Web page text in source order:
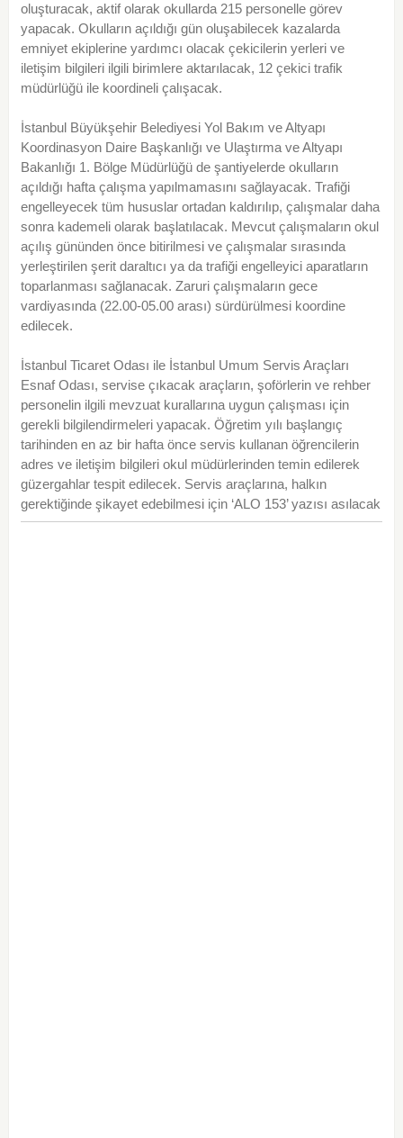
oluşturacak, aktif olarak okullarda 215 personelle görev
yapacak. Okulların açıldığı gün oluşabilecek kazalarda
emniyet ekiplerine yardımcı olacak çekicilerin yerleri ve
iletişim bilgileri ilgili birimlere aktarılacak, 12 çekici trafik
müdürlüğü ile koordineli çalışacak.
İstanbul Büyükşehir Belediyesi Yol Bakım ve Altyapı
Koordinasyon Daire Başkanlığı ve Ulaştırma ve Altyapı
Bakanlığı 1. Bölge Müdürlüğü de şantiyelerde okulların
açıldığı hafta çalışma yapılmamasını sağlayacak. Trafiği
engelleyecek tüm hususlar ortadan kaldırılıp, çalışmalar daha
sonra kademeli olarak başlatılacak. Mevcut çalışmaların okul
açılış gününden önce bitirilmesi ve çalışmalar sırasında
yerleştirilen şerit daraltıcı ya da trafiği engelleyici aparatların
toparlanması sağlanacak. Zaruri çalışmaların gece
vardiyasında (22.00-05.00 arası) sürdürülmesi koordine
edilecek.
İstanbul Ticaret Odası ile İstanbul Umum Servis Araçları
Esnaf Odası, servise çıkacak araçların, şoförlerin ve rehber
personelin ilgili mevzuat kurallarına uygun çalışması için
gerekli bilgilendirmeleri yapacak. Öğretim yılı başlangıç
tarihinden en az bir hafta önce servis kullanan öğrencilerin
adres ve iletişim bilgileri okul müdürlerinden temin edilerek
güzergahlar tespit edilecek. Servis araçlarına, halkın
gerektiğinde şikayet edebilmesi için ‘ALO 153’ yazısı asılacak